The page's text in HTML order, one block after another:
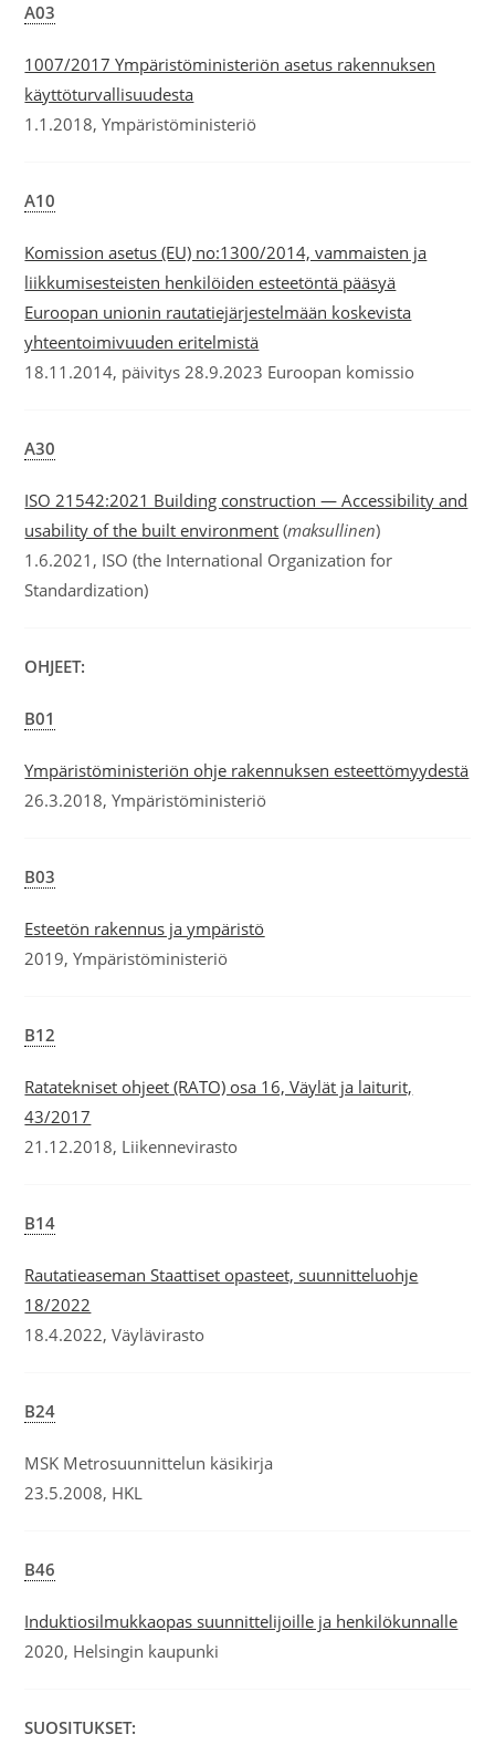
A03
1007/2017 Ympäristöministeriön asetus rakennuksen
käyttöturvallisuudesta
1.1.2018, Ympäristöministeriö
A10
Komission asetus (EU) no:1300/2014, vammaisten ja
liikkumisesteisten henkilöiden esteetöntä pääsyä
Euroopan unionin rautatiejärjestelmään koskevista
yhteentoimivuuden eritelmistä
18.11.2014, päivitys 28.9.2023 Euroopan komissio
A30
ISO 21542:2021 Building construction — Accessibility and
usability of the built environment (maksullinen)
1.6.2021, ISO (the International Organization for
Standardization)
OHJEET:
B01
Ympäristöministeriön ohje rakennuksen esteettömyydestä
26.3.2018, Ympäristöministeriö
B03
Esteetön rakennus ja ympäristö
2019, Ympäristöministeriö
B12
Ratatekniset ohjeet (RATO) osa 16, Väylät ja laiturit,
43/2017
21.12.2018, Liikennevirasto
B14
Rautatieaseman Staattiset opasteet, suunnitteluohje
18/2022
18.4.2022, Väylävirasto
B24
MSK Metrosuunnittelun käsikirja
23.5.2008, HKL
B46
Induktiosilmukkaopas suunnittelijoille ja henkilökunnalle
2020, Helsingin kaupunki
SUOSITUKSET: